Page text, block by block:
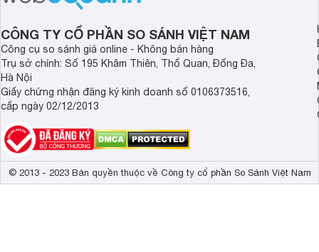
CÔNG TY CỔ PHẦN SO SÁNH VIỆT NAM
Công cụ so sánh giá online - Không bán hàng
Trụ sở chính: Số 195 Khâm Thiên, Thổ Quan, Đống Đa,
Hà Nội
Giấy chứng nhận đăng ký kinh doanh số 0106373516,
cấp ngày 02/12/2013
© 2013 - 2023 Bản quyền thuộc về Công ty cổ phần So Sánh Việt Nam